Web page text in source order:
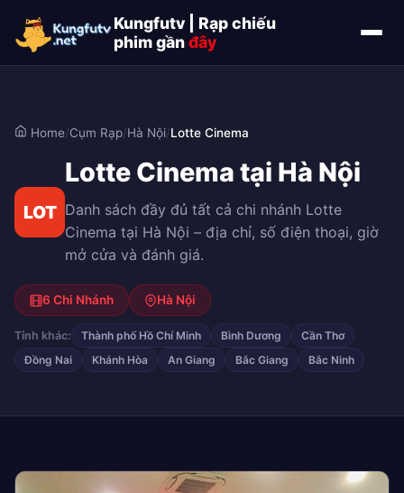
Kungfutv | Rạp chiếu
phim gầnđây
Home/Cụm Rạp/Hà Nội/Lotte Cinema
LOT
Lotte Cinema tại Hà Nội
Danh sách đầy đủ tất cả chi nhánh Lotte
Cinema tại Hà Nội – địa chỉ, số điện thoại, giờ
mở cửa và đánh giá.
6 Chi Nhánh Hà Nội
Tỉnh khác: Thành phố Hồ Chí Minh Bình Dương
Cần Thơ
Đồng Nai
Khánh Hòa An Giang Bắc Giang Bắc Ninh